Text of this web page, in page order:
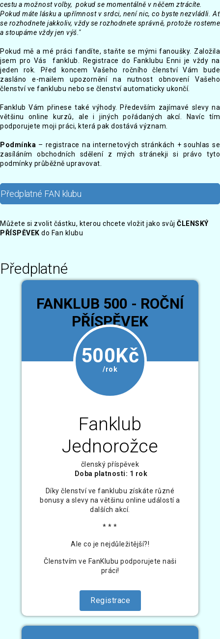
cestu a možnost volby, pokud se momentálně v něčem ztrácíte.
Pokud máte lásku a upřímnost v srdci, není nic, co byste nezvládli. Ať
se rozhodnete jakkoliv, vždy se rozhodnete správně, protože rosteme
a stoupáme vždy jen výš."
Pokud mě a mé práci fandíte, staňte se mými fanoušky. Založila
jsem pro Vás fanklub. Registrace do Fanklubu Enni je vždy na
jeden rok. Před koncem Vašeho ročního členství Vám bude
zasláno e-mailem upozornění na nutnost obnovení Vašeho
členství ve fanklubu nebo se členství automaticky ukončí.
Fanklub Vám přinese také výhody. Především zajímavé slevy na
většinu online kurzů, ale i jiných pořádaných akcí. Navíc tím
podporujete moji práci, která pak dostává význam.
Podmínka – registrace na internetových stránkách + souhlas se
zasíláním obchodních sdělení z mých stránekji si právo tyto
podmínky průběžně upravovat.
Předplatné FAN klubu
Můžete si zvolit částku, kterou chcete vložit jako svůj ČLENSKÝ
PŘÍSPĚVEK do Fan klubu
Předplatné
FANKLUB 500 - ROČNÍ
PŘÍSPĚVEK
500Kč
/rok
Fanklub
Jednorožce
členský příspěvek
Doba platnosti: 1 rok
Díky členství ve fanklubu získáte různé
bonusy a slevy na většinu online událostí a
dalších akcí.
* * *
Ale co je nejdůležitější?!
Členstvím ve FanKlubu podporujete naši
práci!
Registrace